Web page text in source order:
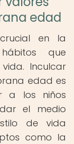
edad
en la
que
Inculcar
edad es
a los niños
el medio
de vida
como la